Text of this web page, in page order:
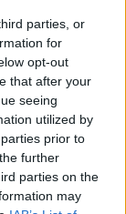
parties, or
for
opt-out
that after your
seeing
utilized by
prior to
further
parties on the
may